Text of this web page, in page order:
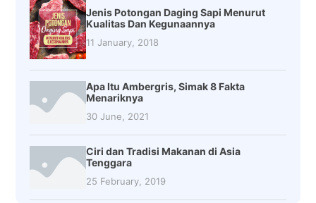
Jenis Potongan Daging Sapi Menurut
Kualitas Dan Kegunaannya
11 January, 2018
Apa Itu Ambergris, Simak 8 Fakta
Menariknya
30 June, 2021
Ciri dan Tradisi Makanan di Asia
Tenggara
25 February, 2019